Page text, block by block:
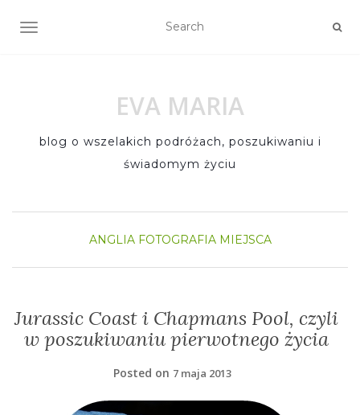
TOGGLE NAVIGATION
EVA MARIA
blog o wszelakich podróżach, poszukiwaniu i
świadomym życiu
ANGLIA FOTOGRAFIA MIEJSCA
Jurassic Coast i Chapmans Pool, czyli
w poszukiwaniu pierwotnego życia
Posted on 7 maja 2013